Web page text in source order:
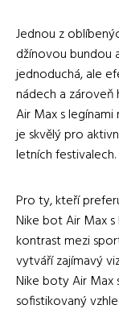
Jednou z
džínovou bundou
jednoduchá, ale
nádech a
Air Max s
je skvělý pro
letních festivalech.
Pro ty, kteří
Nike bot Air Max
kontrast mezi
vytváří zajímavý
Nike boty Air Max
sofistikovaný